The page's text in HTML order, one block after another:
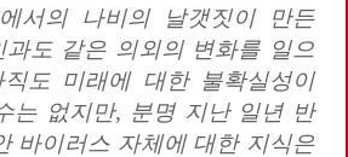
서의 나비의 날갯짓이 만든
과도 같은 의외의 변화를 일으
직도 미래에 대한 불확실성이
는 없지만, 분명 지난 일년 반
바이러스 자체에 대한 지식은